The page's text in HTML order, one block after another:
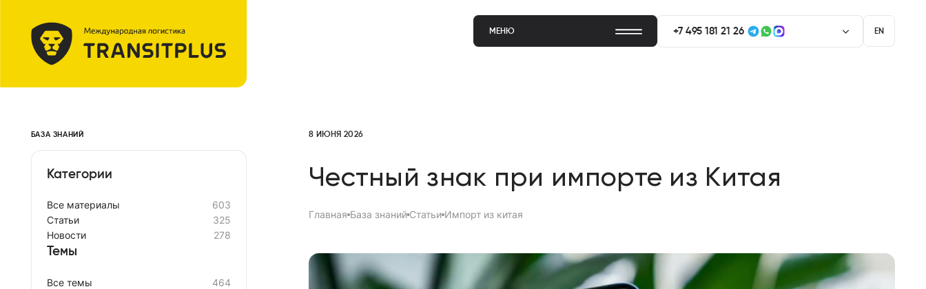
МЕНЮ +7 495 181 21 26 EN
БАЗА ЗНАНИЙ
Категории
Все материалы
603
Cтатьи
325
Новости
278
Темы
Все темы
464
8 ИЮНЯ 2026
Честный знак при импорте из Китая
Главная База знаний Cтатьи Импорт из китая